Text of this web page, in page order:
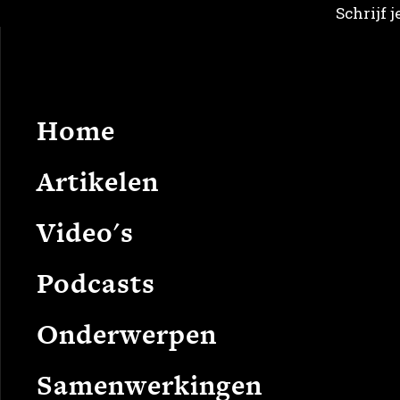
Schrijf
Home
Artikelen
Video's
Podcasts
Onderwerpen
Samenwerkingen